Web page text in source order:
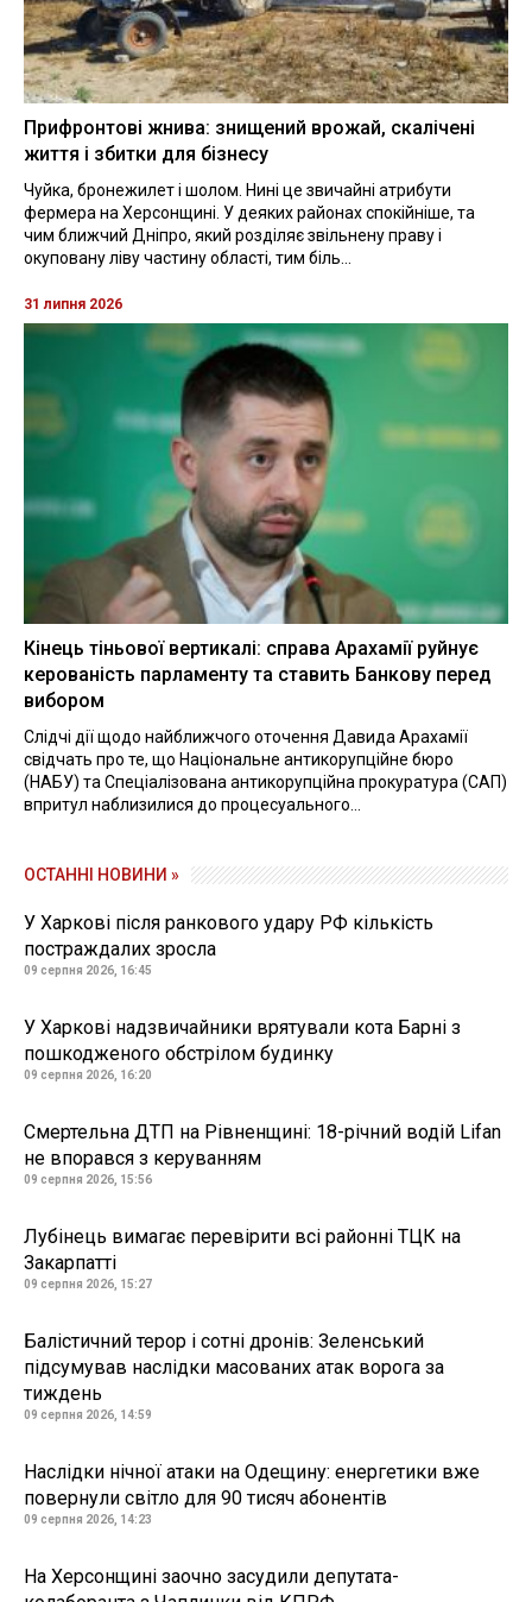
Прифронтові жнива: знищений врожай, скалічені
життя і збитки для бізнесу
Чуйка, бронежилет і шолом. Нині це звичайні атрибути
фермера на Херсонщині. У деяких районах спокійніше, та
чим ближчий Дніпро, який розділяє звільнену праву і
окуповану ліву частину області, тим біль...
31 липня 2026
Кінець тіньової вертикалі: справа Арахамії руйнує
керованість парламенту та ставить Банкову перед
вибором
Слідчі дії щодо найближчого оточення Давида Арахамії
свідчать про те, що Національне антикорупційне бюро
(НАБУ) та Спеціалізована антикорупційна прокуратура (САП)
впритул наблизилися до процесуального...
ОСТАННІ НОВИНИ »
У Харкові після ранкового удару РФ кількість
постраждалих зросла
09 серпня 2026, 16:45
У Харкові надзвичайники врятували кота Барні з
пошкодженого обстрілом будинку
09 серпня 2026, 16:20
Смертельна ДТП на Рівненщині: 18-річний водій Lifan
не впорався з керуванням
09 серпня 2026, 15:56
Лубінець вимагає перевірити всі районні ТЦК на
Закарпатті
09 серпня 2026, 15:27
Балістичний терор і сотні дронів: Зеленський
підсумував наслідки масованих атак ворога за
тиждень
09 серпня 2026, 14:59
Наслідки нічної атаки на Одещину: енергетики вже
повернули світло для 90 тисяч абонентів
09 серпня 2026, 14:23
На Херсонщині заочно засудили депутата-